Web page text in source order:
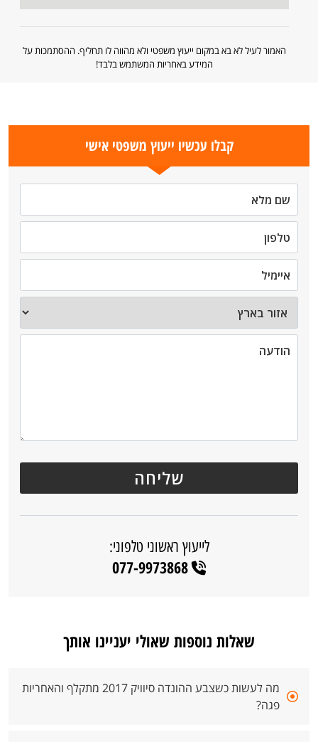
האמור לעיל לא בא במקום ייעוץ משפטי ולא מהווה לו תחליף. ההסתמכות על
המידע באחריות המשתמש בלבד!
קבלו עכשיו ייעוץ משפטי אישי
לייעוץ ראשוני טלפוני:
077-9973868
שאלות נוספות שאולי יעניינו אותך
מה לעשות כשצבע ההונדה סיוויק 2017 מתקלף והאחריות
פגה?